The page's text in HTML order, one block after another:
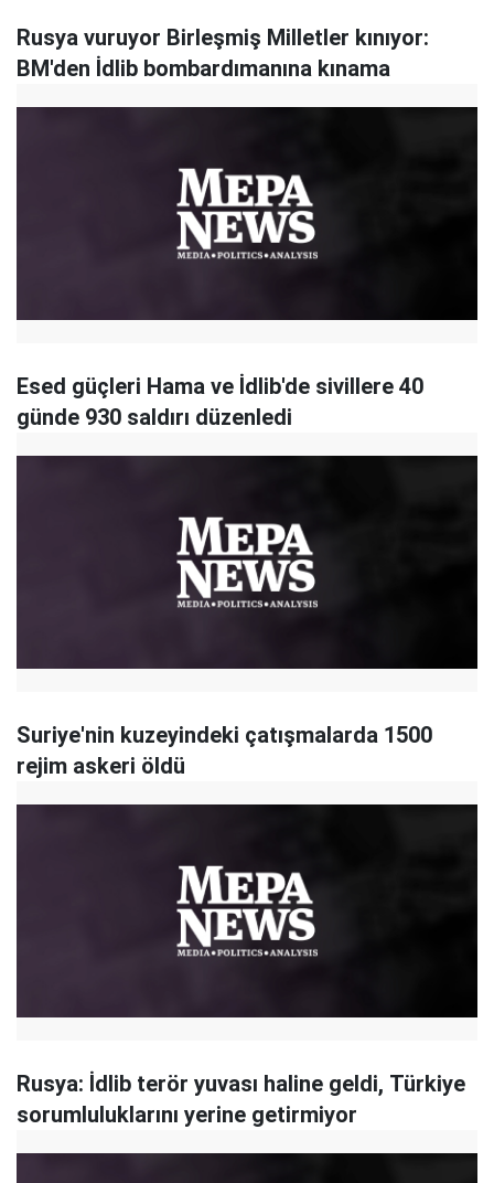
Rusya vuruyor Birleşmiş Milletler kınıyor:
BM'den İdlib bombardımanına kınama
Esed güçleri Hama ve İdlib'de sivillere 40
günde 930 saldırı düzenledi
Suriye'nin kuzeyindeki çatışmalarda 1500
rejim askeri öldü
Rusya: İdlib terör yuvası haline geldi, Türkiye
sorumluluklarını yerine getirmiyor